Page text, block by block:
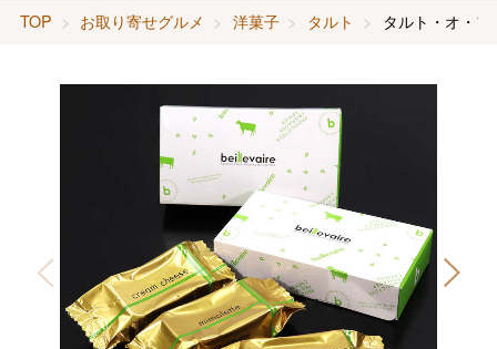
TOP お取り寄せグルメ 洋菓子 タルト タルト・オ・